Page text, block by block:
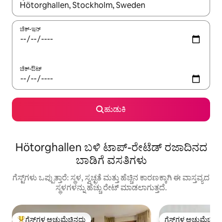
ಫಲಿತಾಂಶಗಳು ಲಭ್ಯವಿರುವಾಗ, ಅಪ್ ಮತ್ತು ಡೌನ್ ಬಾಣದ ಕೀಲಿಗಳೊಂದಿಗೆ
ಚೆಕ್-ಇನ್
ಚೆಕ್-ಔಟ್
ಹುಡುಕಿ
Hötorghallen ಬಳಿ ಟಾಪ್-ರೇಟೆಡ್ ರಜಾದಿನದ
ಬಾಡಿಗೆ ವಸತಿಗಳು
ಗೆಸ್ಟ್‌ಗಳು ಒಪ್ಪುತ್ತಾರೆ: ಸ್ಥಳ, ಸ್ವಚ್ಛತೆ ಮತ್ತು ಹೆಚ್ಚಿನ ಕಾರಣಕ್ಕಾಗಿ ಈ ವಾಸ್ತವ್ಯದ
ಸ್ಥಳಗಳನ್ನು ಹೆಚ್ಚು ರೇಟ್ ಮಾಡಲಾಗುತ್ತದೆ.
ಗೆಸ್ಟ್‌ಗಳ ಅಚ್ಚುಮೆಚ್ಚಿನದು ಗೆಸ್ಟ್‌ಗಳ